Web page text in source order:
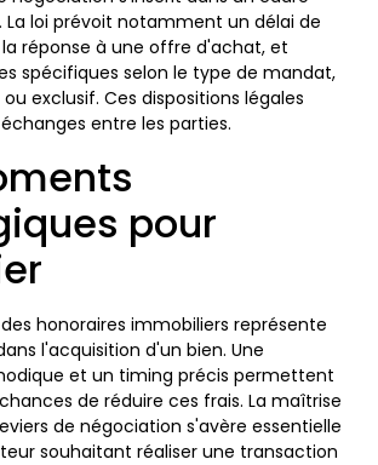
La loi prévoit notamment un délai de
réponse à une offre d'achat, et
spécifiques selon le type de mandat,
exclusif. Ces dispositions légales
entre les parties.
pour
honoraires immobiliers représente
l'acquisition d'un bien. Une
et un timing précis permettent
de réduire ces frais. La maîtrise
de négociation s'avère essentielle
souhaitant réaliser une transaction